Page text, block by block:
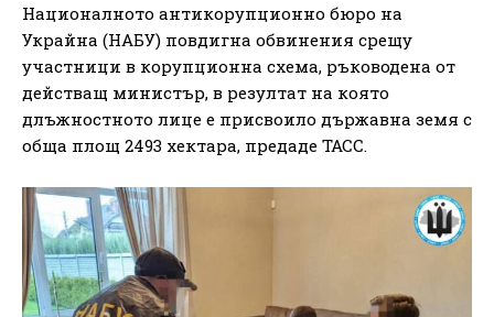
Националното антикорупционно бюро на
Украйна (НАБУ) повдигна обвинения срещу
участници в корупционна схема, ръководена от
действащ министър, в резултат на която
длъжностното лице е присвоило държавна земя с
обща площ 2493 хектара, предаде ТАСС.